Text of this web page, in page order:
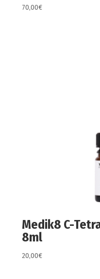
70,00€
Medik8 C-
8ml
20,00€